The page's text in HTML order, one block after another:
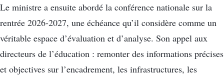
Le ministre a ensuite abordé la conférence nationale sur la
rentrée 2026-2027, une échéance qu’il considère comme un
véritable espace d’évaluation et d’analyse. Son appel aux
directeurs de l’éducation : remonter des informations précises
et objectives sur l’encadrement, les infrastructures, les